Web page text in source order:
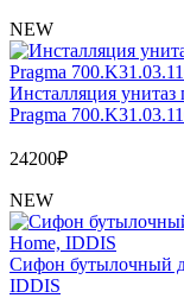
NEW
Инсталляция
Pragma
24200₽
NEW
Сифон бутылочный
IDDIS